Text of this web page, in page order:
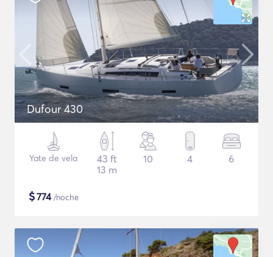
Dufour 430
Yate de vela
43 ft
13 m
10 4 6
$774/noche